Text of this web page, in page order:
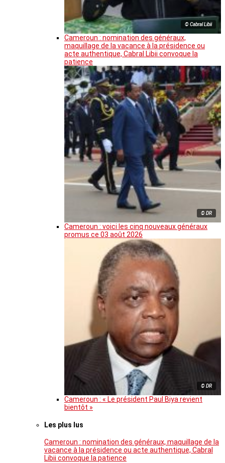
© Cabral Libii
Cameroun : nomination des généraux,
maquillage de la vacance à la présidence ou
acte authentique, Cabral Libii convoque la
patience
© DR
Cameroun : voici les cinq nouveaux généraux
promus ce 03 août 2026
© DR
Cameroun : « Le président Paul Biya revient
bientôt »
Les plus lus
Cameroun : nomination des généraux, maquillage de la
vacance à la présidence ou acte authentique, Cabral
Libii convoque la patience